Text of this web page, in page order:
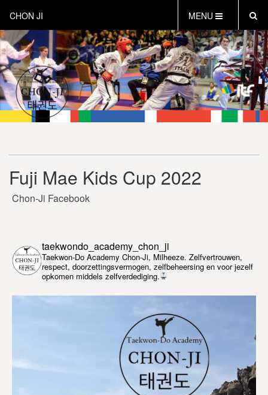
CHON JI MENU
HOME
OVER CHON-JI
TRAINEN HOE EN WAT
CHON-JI KIDS
OVER TAEKWON-DO
PROEFLES AANVRAGEN
VEILIG SPORTEN
INSTRUCTEURS EN COACHES
Fuji Mae Kids Cup 2022
Chon-Ji Facebook
taekwondo_academy_chon_ji
Taekwon-Do Academy Chon-Ji, Milheeze. Zelfvertrouwen,
respect, doorzettingsvermogen, zelfbeheersing en voor jezelf
opkomen middels zelfverdediging.